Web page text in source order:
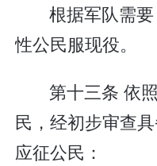
根据军队需
性公民服现役。
第十三条 依
民，经初步审查
应征公民：